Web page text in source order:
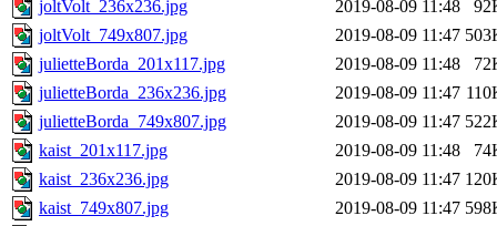
joltVolt_236x236.jpg
2019-08-09 11:48
joltVolt_749x807.jpg
2019-08-09 11:47
julietteBorda_201x117.jpg
2019-08-09 11:48
julietteBorda_236x236.jpg
2019-08-09 11:47
julietteBorda_749x807.jpg
2019-08-09 11:47
kaist_201x117.jpg
2019-08-09 11:48
kaist_236x236.jpg
2019-08-09 11:47
kaist_749x807.jpg
2019-08-09 11:47